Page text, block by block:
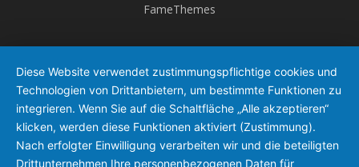
FameThemes
Diese Website verwendet zustimmungspflichtige cookies und
Technologien von Drittanbietern, um bestimmte Funktionen zu
integrieren. Wenn Sie auf die Schaltfläche „Alle akzeptieren“
klicken, werden diese Funktionen aktiviert (Zustimmung).
Nach erfolgter Einwilligung verarbeiten wir und die beteiligten
Drittunternehmen Ihre personenbezogenen Daten für